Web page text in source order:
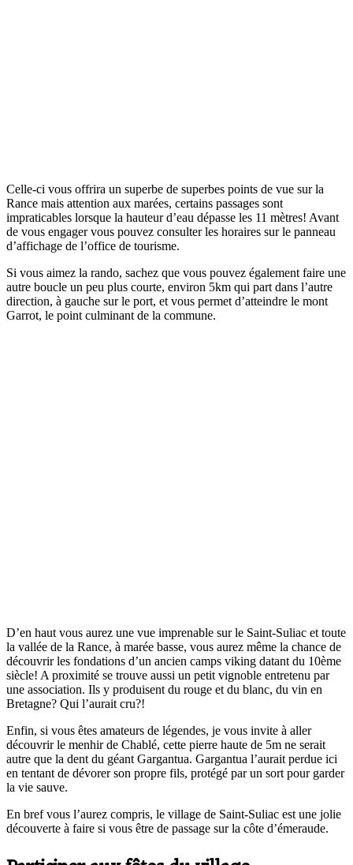
Celle-ci vous offrira un superbe de superbes points de vue sur la
Rance mais attention aux marées, certains passages sont
impraticables lorsque la hauteur d’eau dépasse les 11 mètres! Avant
de vous engager vous pouvez consulter les horaires sur le panneau
d’affichage de l’office de tourisme.
Si vous aimez la rando, sachez que vous pouvez également faire une
autre boucle un peu plus courte, environ 5km qui part dans l’autre
direction, à gauche sur le port, et vous permet d’atteindre le mont
Garrot, le point culminant de la commune.
D’en haut vous aurez une vue imprenable sur le Saint-Suliac et toute
la vallée de la Rance, à marée basse, vous aurez même la chance de
découvrir les fondations d’un ancien camps viking datant du 10ème
siècle! A proximité se trouve aussi un petit vignoble entretenu par
une association. Ils y produisent du rouge et du blanc, du vin en
Bretagne? Qui l’aurait cru?!
Enfin, si vous êtes amateurs de légendes, je vous invite à aller
découvrir le menhir de Chablé, cette pierre haute de 5m ne serait
autre que la dent du géant Gargantua. Gargantua l’aurait perdue ici
en tentant de dévorer son propre fils, protégé par un sort pour garder
la vie sauve.
En bref vous l’aurez compris, le village de Saint-Suliac est une jolie
découverte à faire si vous être de passage sur la côte d’émeraude.